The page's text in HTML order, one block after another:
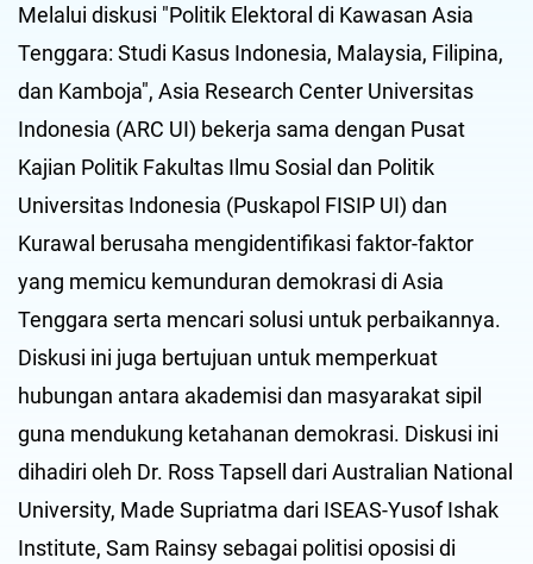
Melalui diskusi "Politik Elektoral di Kawasan Asia
Tenggara: Studi Kasus Indonesia, Malaysia, Filipina,
dan Kamboja", Asia Research Center Universitas
Indonesia (ARC UI) bekerja sama dengan Pusat
Kajian Politik Fakultas Ilmu Sosial dan Politik
Universitas Indonesia (Puskapol FISIP UI) dan
Kurawal berusaha mengidentifikasi faktor-faktor
yang memicu kemunduran demokrasi di Asia
Tenggara serta mencari solusi untuk perbaikannya.
Diskusi ini juga bertujuan untuk memperkuat
hubungan antara akademisi dan masyarakat sipil
guna mendukung ketahanan demokrasi. Diskusi ini
dihadiri oleh Dr. Ross Tapsell dari Australian National
University, Made Supriatma dari ISEAS-Yusof Ishak
Institute, Sam Rainsy sebagai politisi oposisi di